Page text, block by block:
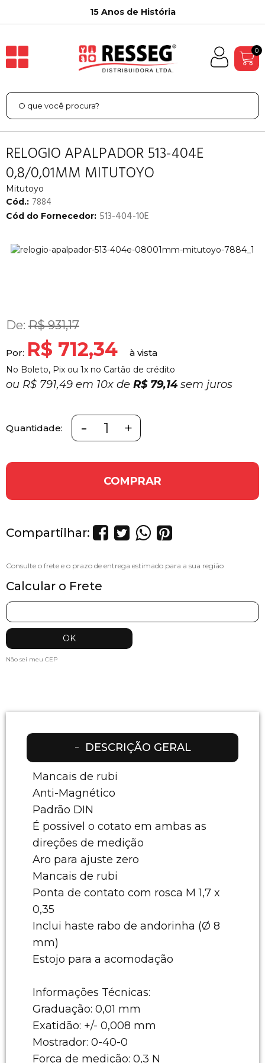
15 Anos de História
0
RELOGIO APALPADOR 513-404E
0,8/0,01MM MITUTOYO
Mitutoyo
Cód.: 7884
Cód do Fornecedor: 513-404-10E
De: R$ 931,17
Por: R$ 712,34
No Boleto, Pix ou 1x no Cartão de crédito
ou R$ 791,49 em 10x de R$ 79,14sem juros
Quantidade: - +
COMPRAR
Compartilhar:
Calcular o Frete
Não sei meu CEP
DESCRIÇÃO GERAL
Mancais de rubi
Anti-Magnético
Padrão DIN
É possivel o cotato em ambas as
direções de medição
Aro para ajuste zero
Mancais de rubi
Ponta de contato com rosca M 1,7 x
0,35
Inclui haste rabo de andorinha (Ø 8
mm)
Estojo para a acomodação
Informações Técnicas:
Graduação: 0,01 mm
Exatidão: +/- 0,008 mm
Mostrador: 0-40-0
Força de medição: 0,3 N